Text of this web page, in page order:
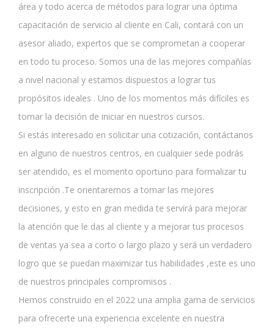
área y todo acerca de métodos para lograr una óptima
capacitación de servicio al cliente en Cali, contará con un
asesor aliado, expertos que se comprometan a cooperar
en todo tu proceso. Somos una de las mejores compañías
a nivel nacional y estamos dispuestos a lograr tus
propósitos ideales . Uno de los momentos más difíciles es
tomar la decisión de iniciar en nuestros cursos.
Si estás interesado en solicitar una cotización, contáctanos
en alguno de nuestros centros, en cualquier sede podrás
ser atendido, es el momento oportuno para formalizar tu
inscripción .Te orientaremos a tomar las mejores
decisiones, y esto en gran medida te servirá para mejorar
la atención que le das al cliente y a mejorar tus procesos
de ventas ya sea a corto o largo plazo y será un verdadero
logro que se puedan maximizar tus habilidades ,este es uno
de nuestros principales compromisos .
Hemos construido en el 2022 una amplia gama de servicios
para ofrecerte una experiencia excelente en nuestra